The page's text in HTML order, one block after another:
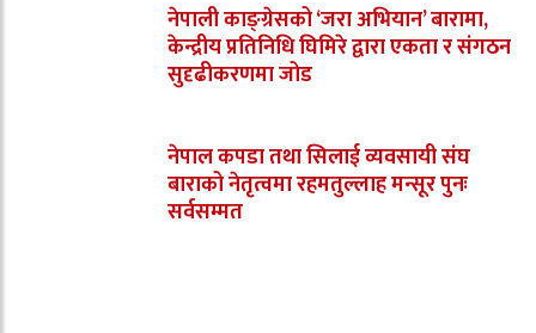
नेपाली काङ्ग्रेसको ‘जरा अभियान’ बारामा,
केन्द्रीय प्रतिनिधि घिमिरे द्वारा एकता र संगठन
सुदृढीकरणमा जोड
नेपाल कपडा तथा सिलाई व्यवसायी संघ
बाराको नेतृत्वमा रहमतुल्लाह मन्सूर पुनः
सर्वसम्मत